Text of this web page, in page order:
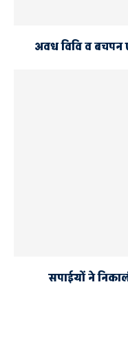
अवध विवि व
सपाईयों ने